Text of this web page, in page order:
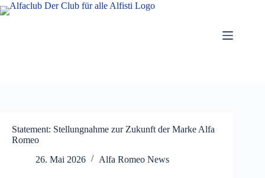
Zum
Inhalt
Statement: Stellungnahme zur Zukunft der Marke Alfa
Romeo
26. Mai 2026
Alfa Romeo News